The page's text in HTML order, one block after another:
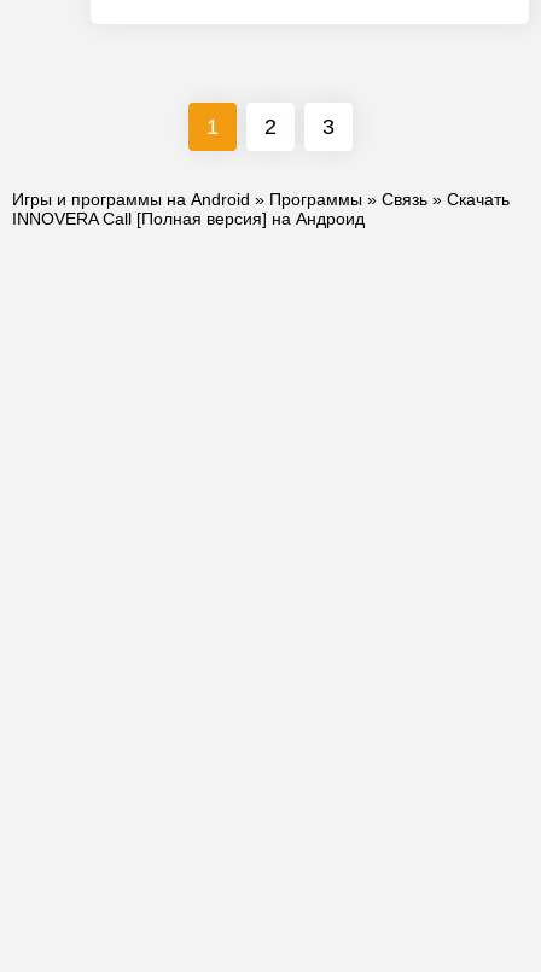
1 2 3
Игры и программы на Android » Программы » Связь » Скачать
INNOVERA Call [Полная версия] на Андроид